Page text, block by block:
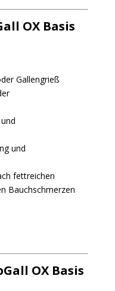
OX Basis
Gallengrieß
und
fettreichen
Bauchschmerzen
OX Basis